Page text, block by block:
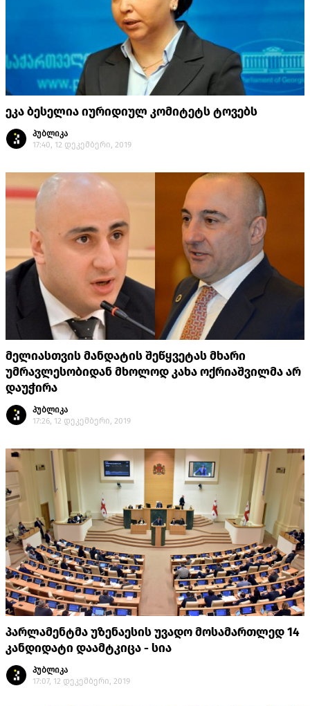
ეკა ბესელია იურიდიულ კომიტეტს ტოვებს
პუბლიკა
17:40, 12 დეკემბერი, 2019
მელიასთვის მანდატის შეწყვეტას მხარი
უმრავლესობიდან მხოლოდ კახა ოქრიაშვილმა არ
დაუჭირა
პუბლიკა
17:26, 12 დეკემბერი, 2019
პარლამენტმა უზენაესის უვადო მოსამართლედ 14
კანდიდატი დაამტკიცა - სია
პუბლიკა
17:07, 12 დეკემბერი, 2019